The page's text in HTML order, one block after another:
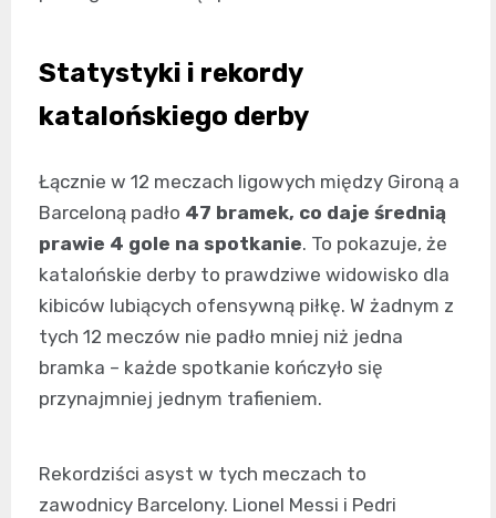
Statystyki i rekordy
katalońskiego derby
Łącznie w 12 meczach ligowych między Gironą a
Barceloną padło 47 bramek, co daje średnią
prawie 4 gole na spotkanie. To pokazuje, że
katalońskie derby to prawdziwe widowisko dla
kibiców lubiących ofensywną piłkę. W żadnym z
tych 12 meczów nie padło mniej niż jedna
bramka – każde spotkanie kończyło się
przynajmniej jednym trafieniem.
Rekordziści asyst w tych meczach to
zawodnicy Barcelony. Lionel Messi i Pedri